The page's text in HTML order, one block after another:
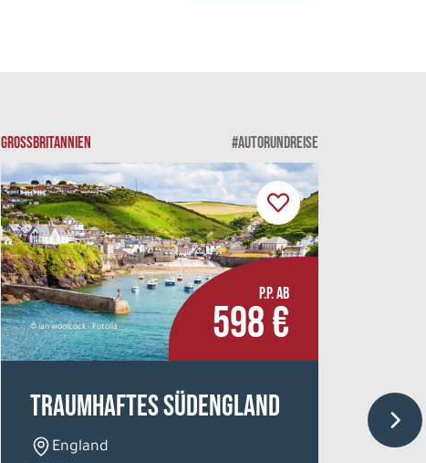
GROSSBRITANNIEN #AUTORUNDREISE
© ian woolcock - Fotolia
P.P. AB
598 €
Traumhaftes Südengland
England